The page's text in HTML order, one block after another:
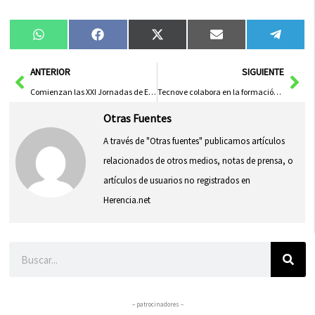
Compartir
en
WhatsAppCompartir
en
FacebookCompartir
en
X
(Twitter)
Compartir
en
Email
en
AntANTERIOR
Comienzan las XXI Jornadas de Educación y Sociedad
SIGUIENTE
Tecnove colabora en la formación en sectores de alta empleabilidad y una inserción laboral inmediata
Otras Fuentes
A través de "Otras fuentes" publicamos artículos
relacionados de otros medios, notas de prensa, o
artículos de usuarios no registrados en
Herencia.net
– patrocinadores –